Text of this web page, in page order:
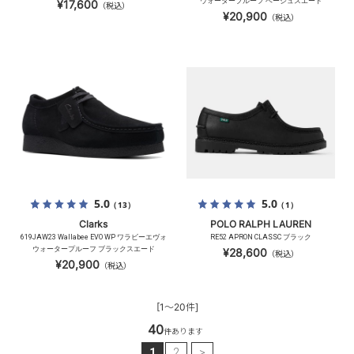
¥17,600 （税込）
¥20,900 （税込）
5.0（13）
Clarks
619JAW23 Wallabee EVO WP ワラビーエヴォ
ウォータープルーフ ブラックスエード
¥20,900 （税込）
5.0（1）
POLO RALPH LAUREN
RE52 APRON CLASSC ブラック
¥28,600 （税込）
[1～20件]
40件あります